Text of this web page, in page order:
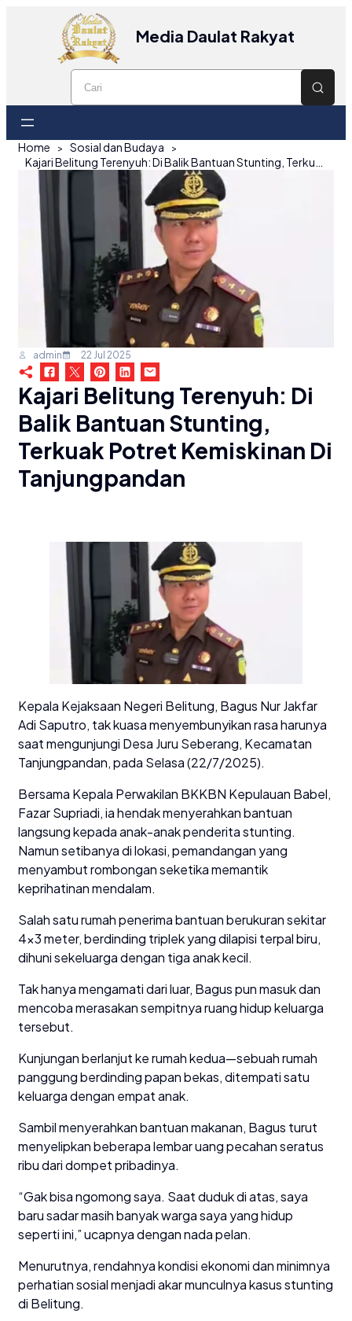
Media Daulat Rakyat
Home
Sosial dan Budaya
admin 22 Jul 2025
Kajari Belitung Terenyuh: Di
Balik Bantuan Stunting,
Terkuak Potret Kemiskinan Di
Tanjungpandan
Kepala Kejaksaan Negeri Belitung, Bagus Nur Jakfar
Adi Saputro, tak kuasa menyembunyikan rasa harunya
saat mengunjungi Desa Juru Seberang, Kecamatan
Tanjungpandan, pada Selasa (22/7/2025).
Bersama Kepala Perwakilan BKKBN Kepulauan Babel,
Fazar Supriadi, ia hendak menyerahkan bantuan
langsung kepada anak-anak penderita stunting.
Namun setibanya di lokasi, pemandangan yang
menyambut rombongan seketika memantik
keprihatinan mendalam.
Salah satu rumah penerima bantuan berukuran sekitar
4×3 meter, berdinding triplek yang dilapisi terpal biru,
dihuni sekeluarga dengan tiga anak kecil.
Tak hanya mengamati dari luar, Bagus pun masuk dan
mencoba merasakan sempitnya ruang hidup keluarga
tersebut.
Kunjungan berlanjut ke rumah kedua—sebuah rumah
panggung berdinding papan bekas, ditempati satu
keluarga dengan empat anak.
Sambil menyerahkan bantuan makanan, Bagus turut
menyelipkan beberapa lembar uang pecahan seratus
ribu dari dompet pribadinya.
“Gak bisa ngomong saya. Saat duduk di atas, saya
baru sadar masih banyak warga saya yang hidup
seperti ini,” ucapnya dengan nada pelan.
Menurutnya, rendahnya kondisi ekonomi dan minimnya
perhatian sosial menjadi akar munculnya kasus stunting
di Belitung.